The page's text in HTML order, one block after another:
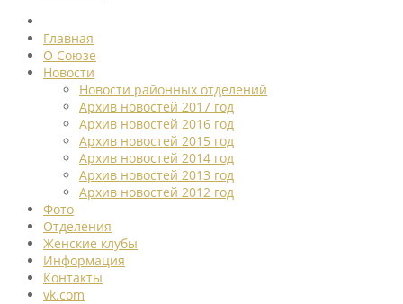
Главная
О Союзе
Новости
Новости районных отделений
Архив новостей 2017 год
Архив новостей 2016 год
Архив новостей 2015 год
Архив новостей 2014 год
Архив новостей 2013 год
Архив новостей 2012 год
Фото
Отделения
Женские клубы
Информация
Контакты
vk.com